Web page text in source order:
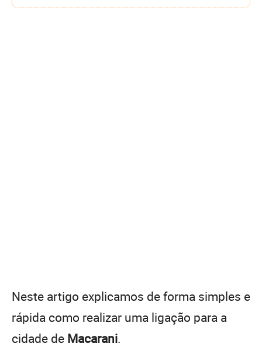
Neste artigo explicamos de forma simples e
rápida como realizar uma ligação para a
cidade de Macarani.